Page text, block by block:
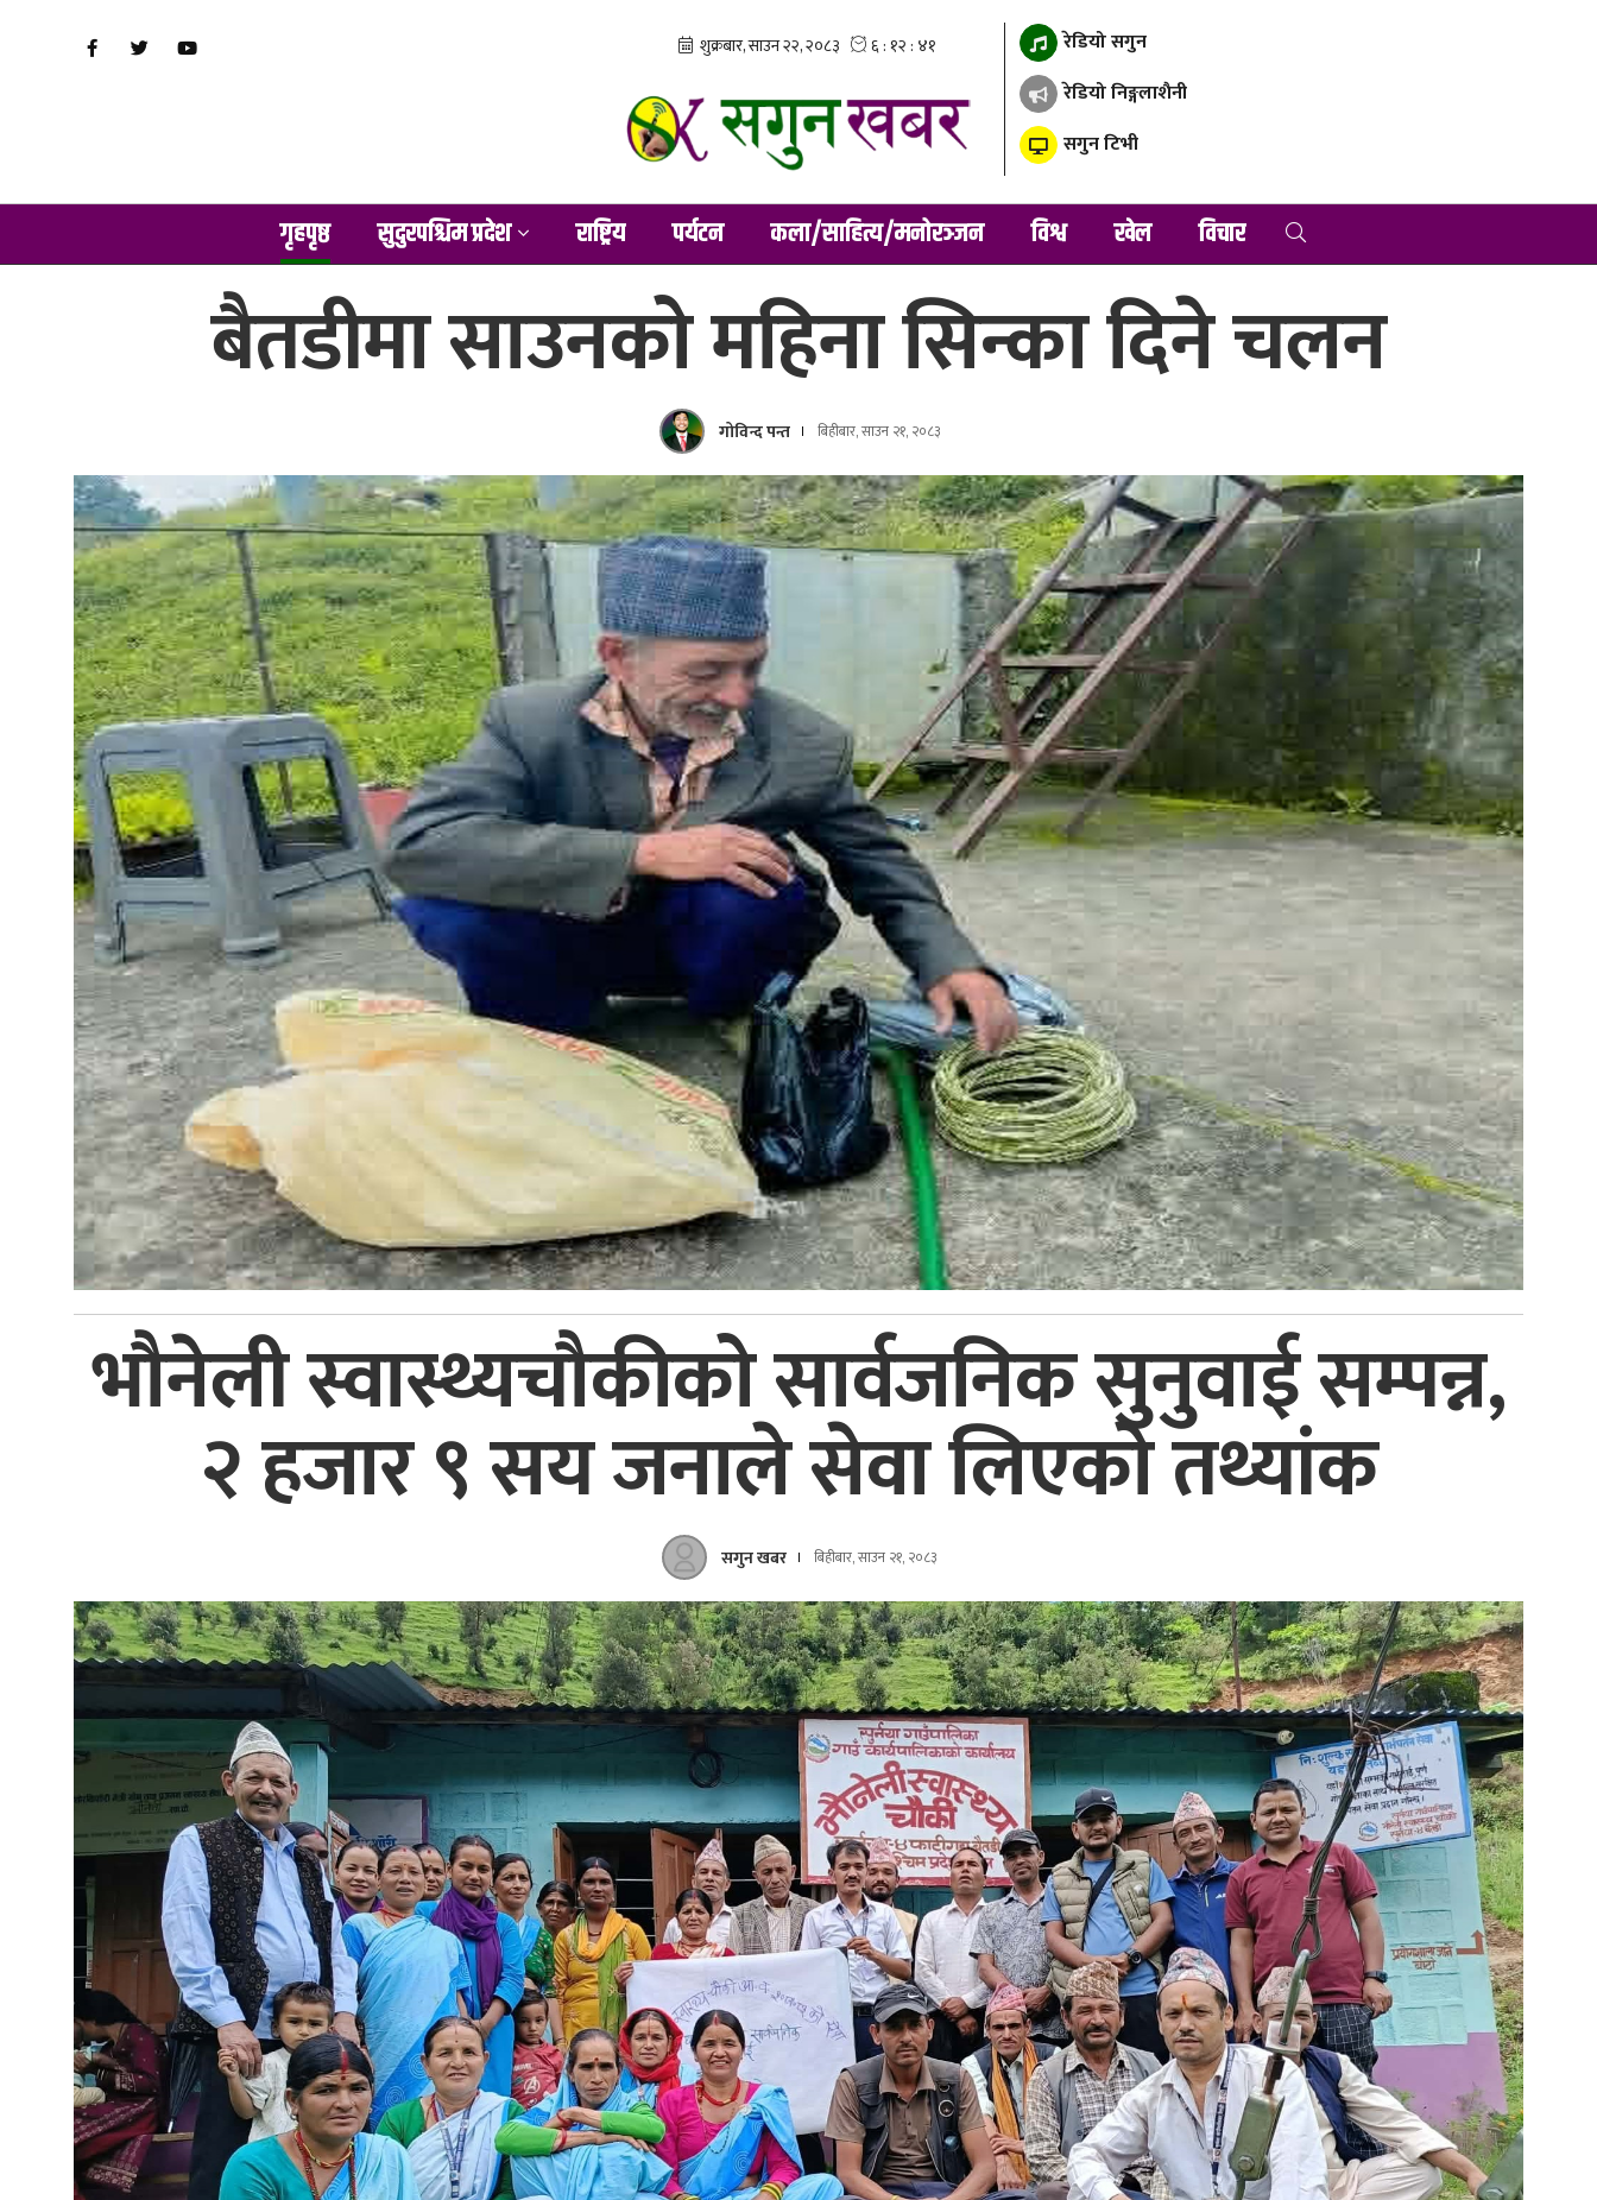
रेडियो सगुन
रेडियो निङ्गलाशैनी
सगुन टिभी
गृहपृष्ठ सुदुरपश्चिम प्रदेश राष्ट्रिय पर्यटन कला/साहित्य/मनोरञ्जन विश्व खेल विचार
बैतडीमा साउनको महिना सिन्का दिने चलन
गोविन्द पन्त बिहीबार, साउन २१, २०८३
भौनेली स्वास्थ्यचौकीको सार्वजनिक सुनुवाई सम्पन्न,
२ हजार ९ सय जनाले सेवा लिएको तथ्यांक
सगुन खबर बिहीबार, साउन २१, २०८३